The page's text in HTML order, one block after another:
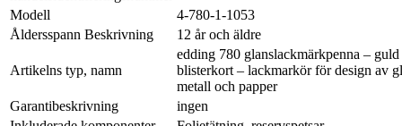
Modell
4-780-1-1053
Åldersspann Beskrivning
12 år och äldre
Artikelns typ, namn
edding 780 glanslackmärkpenna –
blisterkort – lackmarkör för design av
metall och papper
Garantibeskrivning
ingen